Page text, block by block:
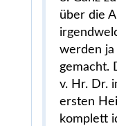
über die
werden ja
gemacht.
v. Hr. Dr.
ersten
komplett